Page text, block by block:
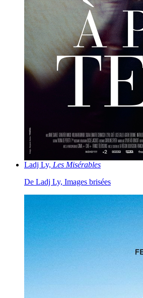
Ladj Ly, Les Misérables
De Ladj Ly, Images brisées